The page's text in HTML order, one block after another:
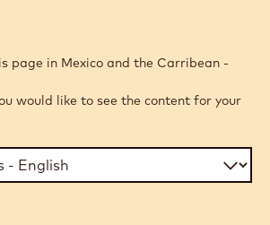
page in Mexico and the Carribean -
would like to see the content for your